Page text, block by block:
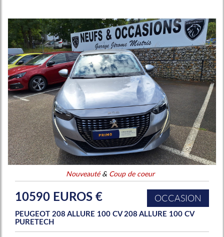
Nouveauté& Coup de coeur
10590 EUROS € OCCASION
PEUGEOT 208 ALLURE 100 CV 208 ALLURE 100 CV
PURETECH